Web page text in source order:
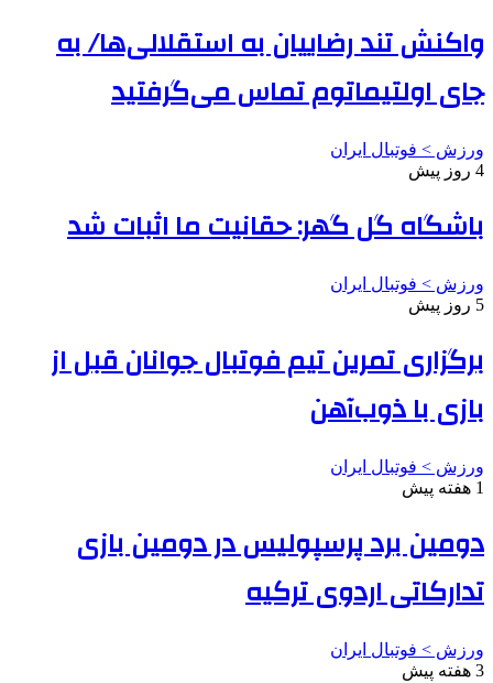
واکنش تند رضاییان به استقلالی‌ها/ به
جای اولتیماتوم تماس می‌گرفتید
ورزش > فوتبال ایران
4 روز پیش
باشگاه گل گهر: حقانیت ما اثبات شد
ورزش > فوتبال ایران
5 روز پیش
برگزاری تمرین تیم فوتبال جوانان قبل از
بازی با ذوب‌آهن
ورزش > فوتبال ایران
1 هفته پیش
دومین برد پرسپولیس در دومین بازی
تدارکاتی اردوی ترکیه
ورزش > فوتبال ایران
3 هفته پیش